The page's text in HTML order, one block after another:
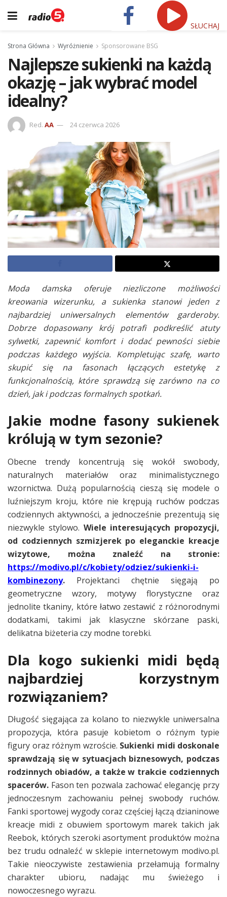
SŁUCHAJ
Strona Główna Wyróżnienie Sponsorowane BSG
Najlepsze sukienki na każdą
okazję – jak wybrać model
idealny?
Red. AA 24 czerwca 2026
Moda damska oferuje niezliczone możliwości
kreowania wizerunku, a sukienka stanowi jeden z
najbardziej uniwersalnych elementów garderoby.
Dobrze dopasowany krój potrafi podkreślić atuty
sylwetki, zapewnić komfort i dodać pewności siebie
podczas każdego wyjścia. Kompletując szafę, warto
skupić się na fasonach łączących estetykę z
funkcjonalnością, które sprawdzą się zarówno na co
dzień, jak i podczas formalnych spotkań.
Jakie modne fasony sukienek
królują w tym sezonie?
Obecne trendy koncentrują się wokół swobody,
naturalnych materiałów oraz minimalistycznego
wzornictwa. Dużą popularnością cieszą się modele o
luźniejszym kroju, które nie krępują ruchów podczas
codziennych aktywności, a jednocześnie prezentują się
niezwykle stylowo. Wiele interesujących propozycji,
od codziennych szmizjerek po eleganckie kreacje
wizytowe, można znaleźć na stronie:
https://modivo.pl/c/kobiety/odziez/sukienki-i-
kombinezony. Projektanci chętnie sięgają po
geometryczne wzory, motywy florystyczne oraz
jednolite tkaniny, które łatwo zestawić z różnorodnymi
dodatkami, takimi jak klasyczne skórzane paski,
delikatna biżeteria czy modne torebki.
Dla kogo sukienki midi będą
najbardziej korzystnym
rozwiązaniem?
Długość sięgająca za kolano to niezwykle uniwersalna
propozycja, która pasuje kobietom o różnym typie
figury oraz różnym wzroście. Sukienki midi doskonale
sprawdzają się w sytuacjach biznesowych, podczas
rodzinnych obiadów, a także w trakcie codziennych
spacerów. Fason ten pozwala zachować elegancję przy
jednoczesnym zachowaniu pełnej swobody ruchów.
Fanki sportowej wygody coraz częściej łączą dzianinowe
kreacje midi z obuwiem sportowym marek takich jak
Reebok, których szeroki asortyment produktów można
bez trudu odnaleźć w sklepie internetowym modivo.pl.
Takie nieoczywiste zestawienia przełamują formalny
charakter ubioru, nadając mu świeżego i
nowoczesnego wyrazu.